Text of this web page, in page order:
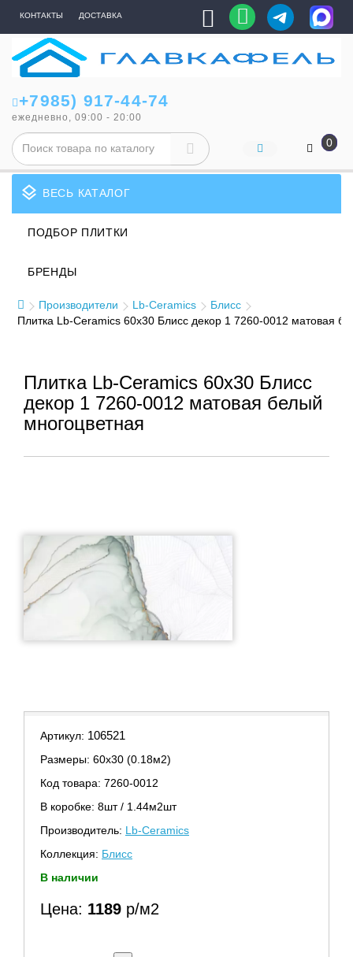
КОНТАКТЫ ДОСТАВКА
+7985) 917-44-74
ежедневно, 09:00 - 20:00
0
layers ВЕСЬ КАТАЛОГ
ПОДБОР ПЛИТКИ
БРЕНДЫ
Производители Lb-Ceramics
Блисс
Плитка Lb-Ceramics 60x30 Блисс декор 1 7260-0012 матовая
Плитка Lb-Ceramics 60x30 Блисс
декор 1 7260-0012 матовая белый
многоцветная
Артикул: 106521
Размеры: 60х30 (0.18м2)
Код товара: 7260-0012
В коробке: 8шт / 1.44м2шт
Производитель: Lb-Ceramics
Коллекция: Блисс
В наличии
Цена: 1189 р/м2